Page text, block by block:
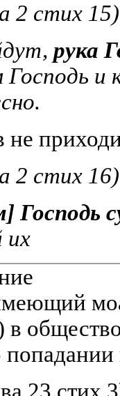
2 стих 15)
рука
Господь и
не
2 стих 16)
Господь
их